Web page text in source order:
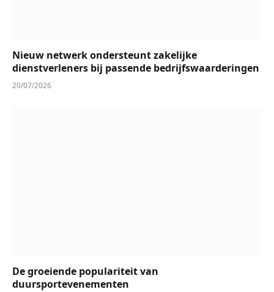
Nieuw netwerk ondersteunt zakelijke
dienstverleners bij passende bedrijfswaarderingen
20/07/2026
De groeiende populariteit van
duursportevenementen